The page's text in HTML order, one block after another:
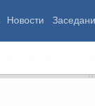
Новости